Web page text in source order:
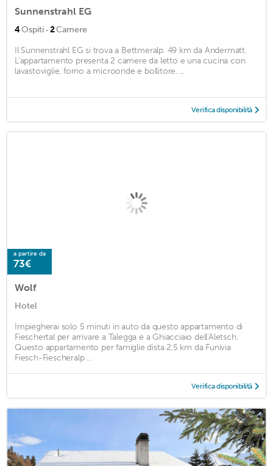
Sunnenstrahl EG
4Ospiti · 2Camere
Il Sunnenstrahl EG si trova a Bettmeralp. 49 km da Andermatt.
L'appartamento presenta 2 camere da letto e una cucina con
lavastoviglie, forno a microonde e bollitore. ...
Verifica disponibilità
a partire da
73€
Wolf
Hotel
Impiegherai solo 5 minuti in auto da questo appartamento di
Fieschertal per arrivare a Talegga e a Ghiacciaio dell'Aletsch.
Questo appartamento per famiglie dista 2,5 km da Funivia
Fiesch-Fiescheralp ...
Verifica disponibilità